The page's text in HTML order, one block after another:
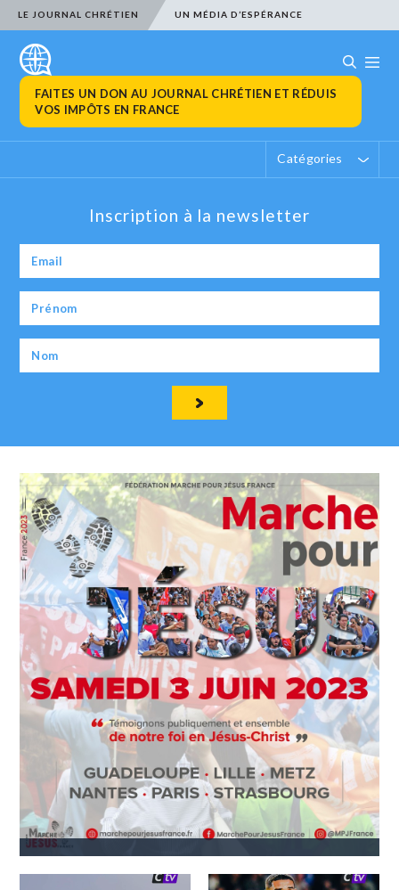
LE JOURNAL CHRÉTIEN UN MÉDIA D’ESPÉRANCE
FAITES UN DON AU JOURNAL CHRÉTIEN ET RÉDUIS
VOS IMPÔTS EN FRANCE
Catégories
Inscription à la newsletter